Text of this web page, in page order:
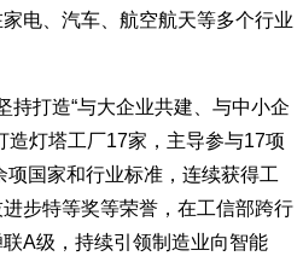
电、汽车、航空航天等多个行业
持打造“与大企业共建、与中小企
造灯塔工厂17家，主导参与17项
项国家和行业标准，连续获得工
步特等奖等荣誉，在工信部跨行
A级，持续引领制造业向智能